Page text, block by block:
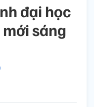
đại học
sáng